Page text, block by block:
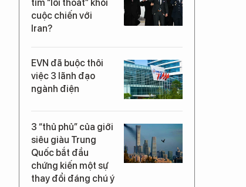
tìm “lối thoát” khỏi
cuộc chiến với
Iran?
EVN đã buộc thôi
việc 3 lãnh đạo
ngành điện
3 “thủ phủ” của giới
siêu giàu Trung
Quốc bắt đầu
chứng kiến một sự
thay đổi đáng chú ý